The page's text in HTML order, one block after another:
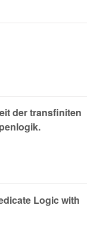
der transfiniten
Logic with